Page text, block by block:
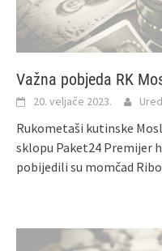
Važna pobjeda RK
20. veljače 2023.
Rukometaši kutinske
sklopu Paket24 Premijer
pobijedili su momčad